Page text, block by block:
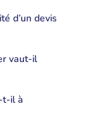
d’un devis
vaut-il
t-il à